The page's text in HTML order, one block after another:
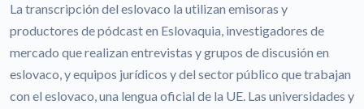
La transcripción del eslovaco la utilizan emisoras y
productores de pódcast en Eslovaquia, investigadores de
mercado que realizan entrevistas y grupos de discusión en
eslovaco, y equipos jurídicos y del sector público que trabajan
con el eslovaco, una lengua oficial de la UE. Las universidades y